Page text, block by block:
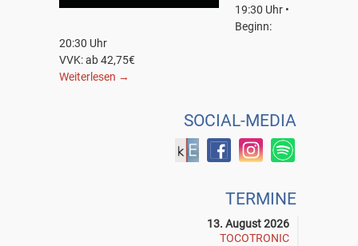
19:30 Uhr •
Beginn:
20:30 Uhr
VVK: ab 42,75€
Weiterlesen →
SOCIAL-MEDIA
TERMINE
13. August 2026
TOCOTRONIC